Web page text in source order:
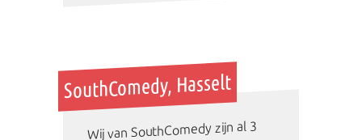
SouthComedy, Hasselt
Wij van SouthComedy zijn al 3